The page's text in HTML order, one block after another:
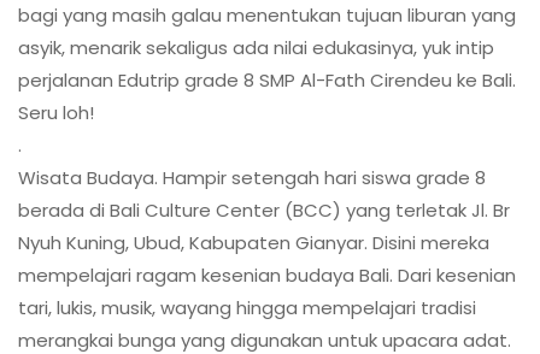
bagi yang masih galau menentukan tujuan liburan yang
asyik, menarik sekaligus ada nilai edukasinya, yuk intip
perjalanan Edutrip grade 8 SMP Al-Fath Cirendeu ke Bali.
Seru loh!
.
Wisata Budaya. Hampir setengah hari siswa grade 8
berada di Bali Culture Center (BCC) yang terletak Jl. Br
Nyuh Kuning, Ubud, Kabupaten Gianyar. Disini mereka
mempelajari ragam kesenian budaya Bali. Dari kesenian
tari, lukis, musik, wayang hingga mempelajari tradisi
merangkai bunga yang digunakan untuk upacara adat.